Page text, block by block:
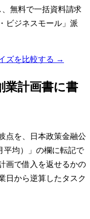
無料で一括資料請求
ビジネスモール」派
ズを比較する →
業計画書に書
点を、日本政策金融公
平均）」の欄に転記で
画で借入を返せるかの
日から逆算したタスク